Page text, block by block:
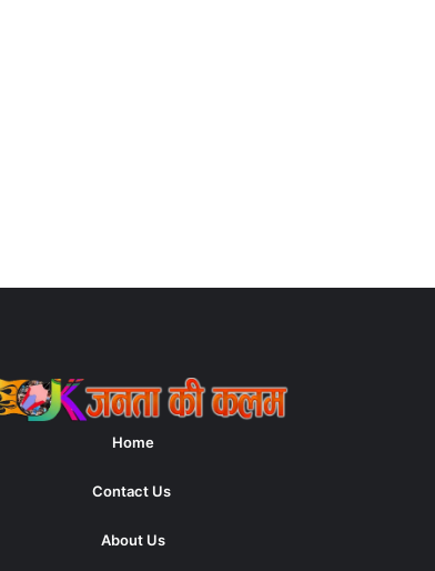
Home
Contact Us
About Us